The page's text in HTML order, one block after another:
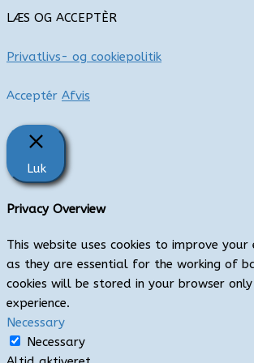
LÆS OG ACCEPTÈR
Privatlivs- og cookiepolitik
Acceptér Afvis
Luk
Privacy Overview
This website uses cookies to improve
as they are essential for the working of
cookies will be stored in your browser
experience.
Necessary
Necessary